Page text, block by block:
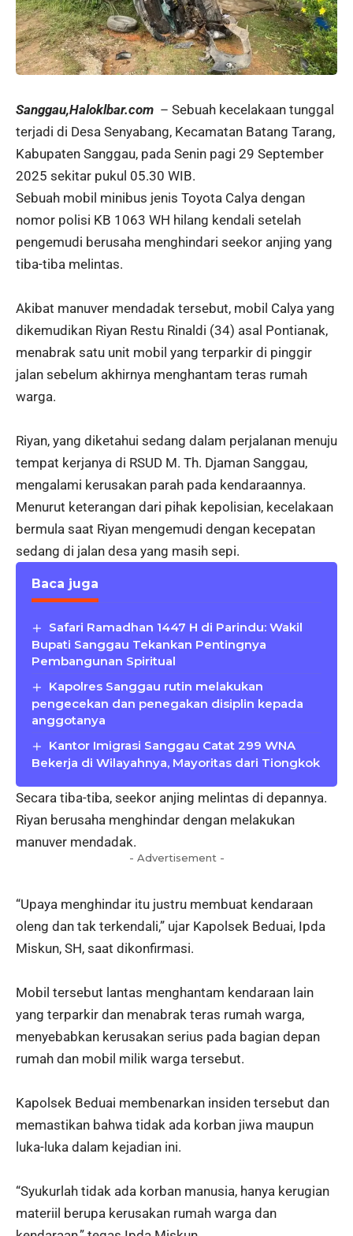
Sanggau,Haloklbar.com – Sebuah kecelakaan tunggal
terjadi di Desa Senyabang, Kecamatan Batang Tarang,
Kabupaten Sanggau, pada Senin pagi 29 September
2025 sekitar pukul 05.30 WIB.
Sebuah mobil minibus jenis Toyota Calya dengan
nomor polisi KB 1063 WH hilang kendali setelah
pengemudi berusaha menghindari seekor anjing yang
tiba-tiba melintas.
Akibat manuver mendadak tersebut, mobil Calya yang
dikemudikan Riyan Restu Rinaldi (34) asal Pontianak,
menabrak satu unit mobil yang terparkir di pinggir
jalan sebelum akhirnya menghantam teras rumah
warga.
Riyan, yang diketahui sedang dalam perjalanan menuju
tempat kerjanya di RSUD M. Th. Djaman Sanggau,
mengalami kerusakan parah pada kendaraannya.
Menurut keterangan dari pihak kepolisian, kecelakaan
bermula saat Riyan mengemudi dengan kecepatan
sedang di jalan desa yang masih sepi.
Baca juga
Safari Ramadhan 1447 H di Parindu: Wakil
Bupati Sanggau Tekankan Pentingnya
Pembangunan Spiritual
Kapolres Sanggau rutin melakukan
pengecekan dan penegakan disiplin kepada
anggotanya
Kantor Imigrasi Sanggau Catat 299 WNA
Bekerja di Wilayahnya, Mayoritas dari Tiongkok
Secara tiba-tiba, seekor anjing melintas di depannya.
Riyan berusaha menghindar dengan melakukan
manuver mendadak.
- Advertisement -
“Upaya menghindar itu justru membuat kendaraan
oleng dan tak terkendali,” ujar Kapolsek Beduai, Ipda
Miskun, SH, saat dikonfirmasi.
Mobil tersebut lantas menghantam kendaraan lain
yang terparkir dan menabrak teras rumah warga,
menyebabkan kerusakan serius pada bagian depan
rumah dan mobil milik warga tersebut.
Kapolsek Beduai membenarkan insiden tersebut dan
memastikan bahwa tidak ada korban jiwa maupun
luka-luka dalam kejadian ini.
“Syukurlah tidak ada korban manusia, hanya kerugian
materiil berupa kerusakan rumah warga dan